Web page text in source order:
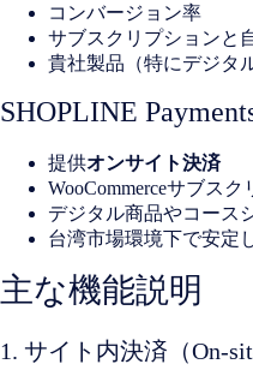
コンバージョン率
サブスクリプションと
貴社製品（特にデジタ
SHOPLINE
提供オンサイト決済
WooCommerceサブス
デジタル商品やコース
台湾市場環境下で安定
主な機能説明
1. サイト内決済（On-